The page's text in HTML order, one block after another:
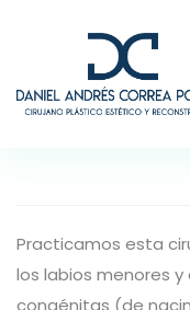
Practicamos esta
los labios menores
congénitas (de